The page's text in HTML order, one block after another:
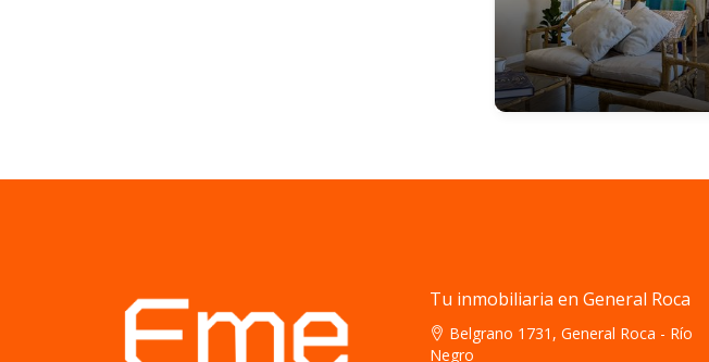
Tu inmobiliaria en General Roca
Belgrano 1731, General Roca - Río
Negro